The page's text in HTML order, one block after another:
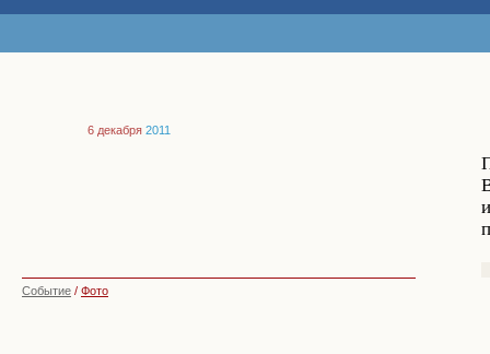
6 декабря 2011
Событие / Фото